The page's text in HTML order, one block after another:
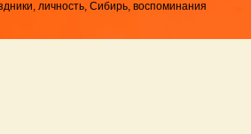
личность, Сибирь, воспоминания